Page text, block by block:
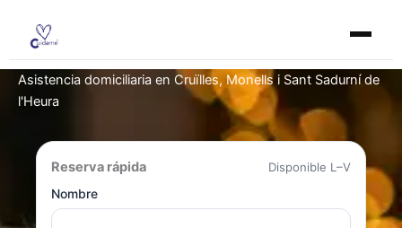
contenido
Asistencia domiciliaria en Cruïlles, Monells i Sant Sadurní de
l'Heura
Reserva rápida
Disponible L–V
Nombre